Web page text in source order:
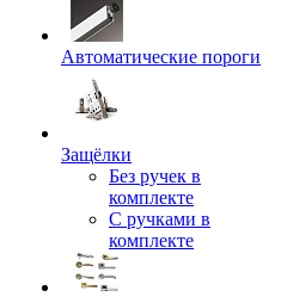
Автоматические пороги
Защёлки
Без ручек в
комплекте
С ручками в
комплекте